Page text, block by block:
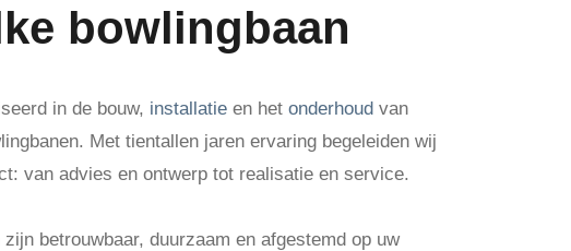
bowlingbaan
in de bouw, installatie en het onderhoud van
Met tientallen jaren ervaring begeleiden wij
van advies en ontwerp tot realisatie en service.
betrouwbaar, duurzaam en afgestemd op uw